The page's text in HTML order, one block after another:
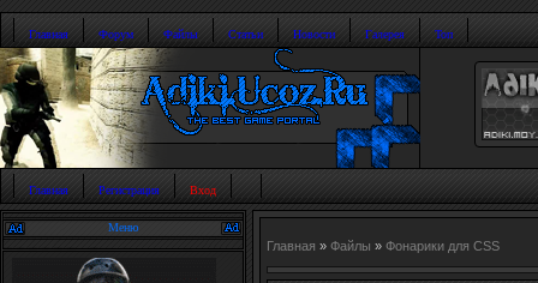
Главная Форум Файлы Статьи Новости Галерея Топ
Главная Регистрация Вход
Меню
Главная » Файлы » Фонарики для CSS